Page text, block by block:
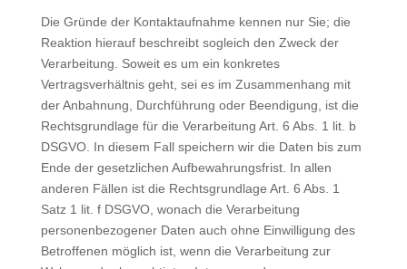
Die Gründe der Kontaktaufnahme kennen nur Sie; die
Reaktion hierauf beschreibt sogleich den Zweck der
Verarbeitung. Soweit es um ein konkretes
Vertragsverhältnis geht, sei es im Zusammenhang mit
der Anbahnung, Durchführung oder Beendigung, ist die
Rechtsgrundlage für die Verarbeitung Art. 6 Abs. 1 lit. b
DSGVO. In diesem Fall speichern wir die Daten bis zum
Ende der gesetzlichen Aufbewahrungsfrist. In allen
anderen Fällen ist die Rechtsgrundlage Art. 6 Abs. 1
Satz 1 lit. f DSGVO, wonach die Verarbeitung
personenbezogener Daten auch ohne Einwilligung des
Betroffenen möglich ist, wenn die Verarbeitung zur